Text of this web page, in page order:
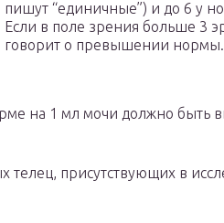
пишут “единичные”) и до 6 у
Если в поле зрения больше 3
говорит о превышении нормы.
на 1 мл мочи должно быть
телец, присутствующих в